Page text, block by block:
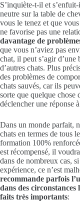
S’inquiète-t-il et
neutre sur la table de
vous le tenez et que
ne favorise pas une
davantage de
que vous n’aviez pas
chat, il peut s’agir
d’autres chats. Plus
des problèmes de
chats sauvés, car ils
sorte que quelque chose
déclencher une réponse
Dans un monde parfait,
chats en termes de tous
formation 100%
est récompensé, il
dans de nombreux cas,
expérience, ce n’est
recommande parfois
dans des
faits très importants: